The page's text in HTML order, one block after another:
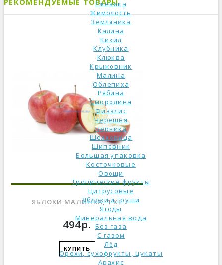
Ежевика
Жимолость
Земляника
Калина
Кизил
Клубника
Клюква
Крыжовник
Малина
Облепиха
Рябина
Смородина
Физалис
Черешня
Черника
Шелковица
Шиповник
Большая упаковка
Косточковые
Овощи
Тропические фрукты
Цитрусовые
Яблоки и груши
Ягоды
Минеральная вода
Без газа
С газом
Лёд
Орехи, сухофрукты, цукаты
Арахис
ЯБЛОКИ МАЛИНКА, 1 КГ
494р.
КУПИТЬ